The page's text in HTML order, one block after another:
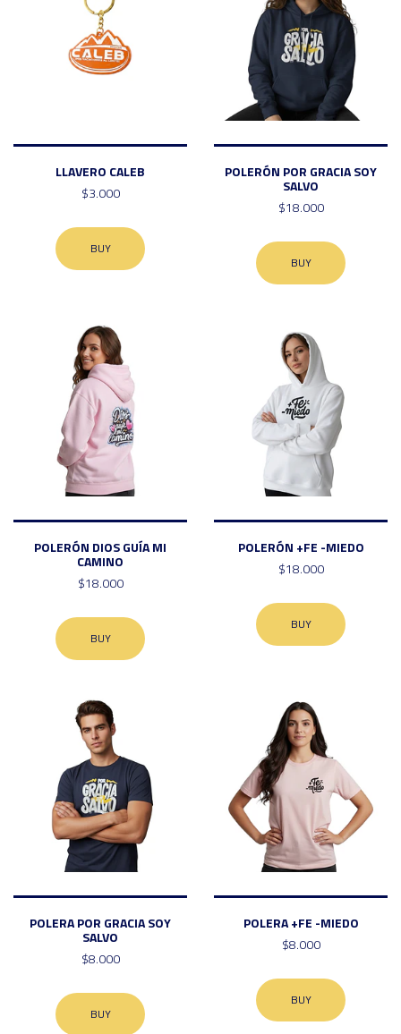
LLAVERO CALEB
$3.000
BUY
POLERÓN POR GRACIA SOY
SALVO
$18.000
BUY
POLERÓN DIOS GUÍA MI
CAMINO
$18.000
BUY
POLERÓN +FE -MIEDO
$18.000
BUY
POLERA POR GRACIA SOY
SALVO
$8.000
BUY
POLERA +FE -MIEDO
$8.000
BUY